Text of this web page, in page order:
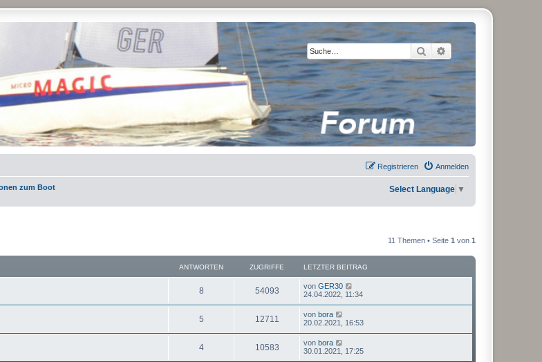
Suche Erweiterte Suche
Anmelden
Registrieren
zum Boot Select Language ▼
11 Themen • Seite 1 von 1
ANTWORTEN ZUGRIFFE LETZTER BEITRAG
8 54093 von GER30
24.04.2022, 11:34
5 12711 von bora
20.02.2021, 16:53
4 10583 von bora
30.01.2021, 17:25